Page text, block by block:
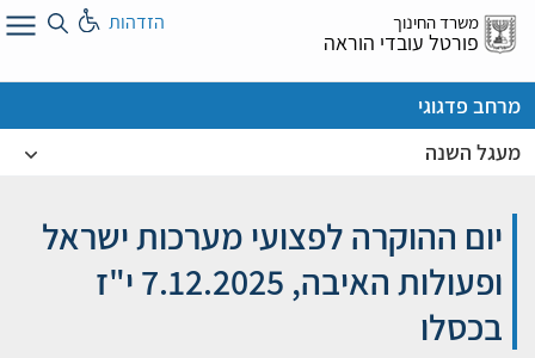
דלג
אל
משרד החינוך
פורטל עובדי הוראה
הזדהות
מרחב פדגוגי
מעגל השנה
יום ההוקרה לפצועי מערכות ישראל
ופעולות האיבה, 7.12.2025 י"ז
בכסלו